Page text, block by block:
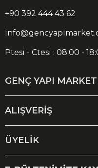
+90 392 444 43 62
Ptesi - Ctesi : 08:00 -
GENÇ YAPI MARKET
ALIŞVERİŞ
ÜYELİK